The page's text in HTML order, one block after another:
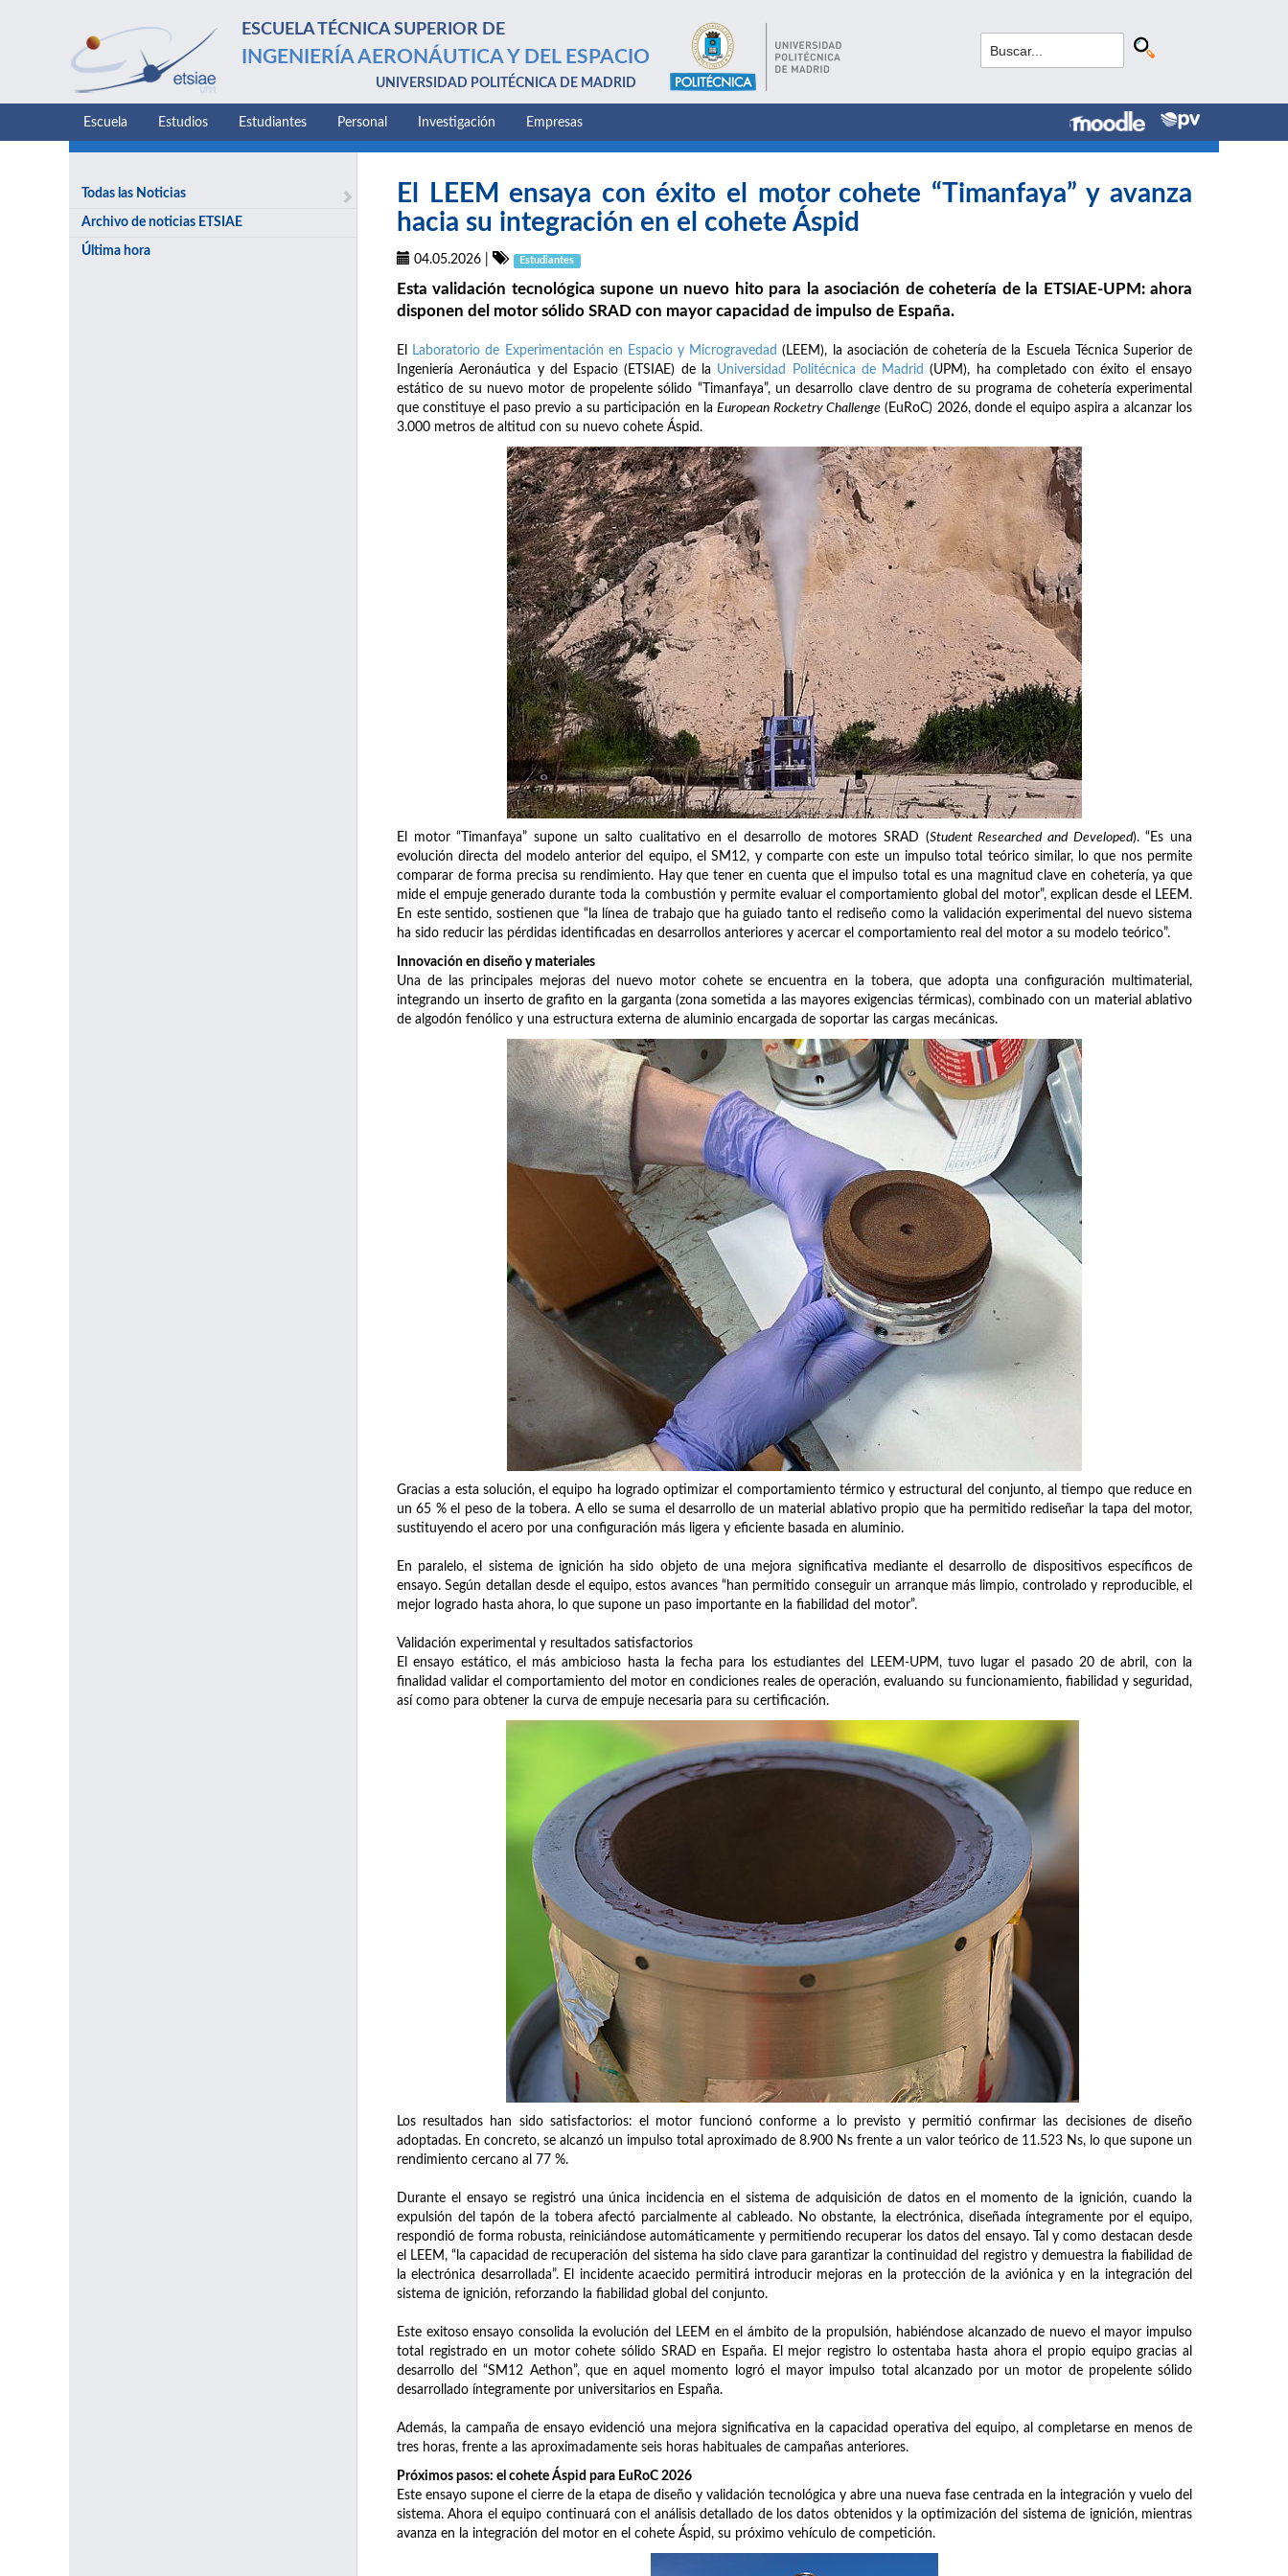
ESCUELA TÉCNICA SUPERIOR DE
INGENIERÍA AERONÁUTICA Y DEL ESPACIO
UNIVERSIDAD POLITÉCNICA DE MADRID
Escuela Estudios Estudiantes Personal Investigación Empresas
Todas las Noticias
Archivo de noticias ETSIAE
Última hora
El LEEM ensaya con éxito el motor cohete “Timanfaya” y avanza
hacia su integración en el cohete Áspid
04.05.2026 Estudiantes
Esta validación tecnológica supone un nuevo hito para la asociación de cohetería de la ETSIAE-UPM: ahora
disponen del motor sólido SRAD con mayor capacidad de impulso de España.
El Laboratorio de Experimentación en Espacio y Microgravedad (LEEM), la asociación de cohetería de la Escuela Técnica Superior de
Ingeniería Aeronáutica y del Espacio (ETSIAE) de la Universidad Politécnica de Madrid (UPM), ha completado con éxito el ensayo
estático de su nuevo motor de propelente sólido “Timanfaya”, un desarrollo clave dentro de su programa de cohetería experimental
que constituye el paso previo a su participación en laEuropean Rocketry Challenge (EuRoC) 2026, donde el equipo aspira a alcanzar los
3.000 metros de altitud con su nuevo cohete Áspid.
El motor “Timanfaya” supone un salto cualitativo en el desarrollo de motores SRAD (Student Researched and Developed). “Es una
evolución directa del modelo anterior del equipo, el SM12, y comparte con este un impulso total teórico similar, lo que nos permite
comparar de forma precisa su rendimiento. Hay que tener en cuenta que el impulso total es una magnitud clave en cohetería, ya que
mide el empuje generado durante toda la combustión y permite evaluar el comportamiento global del motor”, explican desde el LEEM.
En este sentido, sostienen que “la línea de trabajo que ha guiado tanto el rediseño como la validación experimental del nuevo sistema
ha sido reducir las pérdidas identificadas en desarrollos anteriores y acercar el comportamiento real del motor a su modelo teórico”.
Innovación en diseño y materiales
Una de las principales mejoras del nuevo motor cohete se encuentra en la tobera, que adopta una configuración multimaterial,
integrando un inserto de grafito en la garganta (zona sometida a las mayores exigencias térmicas), combinado con un material ablativo
de algodón fenólico y una estructura externa de aluminio encargada de soportar las cargas mecánicas.
Gracias a esta solución, el equipo ha logrado optimizar el comportamiento térmico y estructural del conjunto, al tiempo que reduce en
un 65 % el peso de la tobera. A ello se suma el desarrollo de un material ablativo propio que ha permitido rediseñar la tapa del motor,
sustituyendo el acero por una configuración más ligera y eficiente basada en aluminio.
En paralelo, el sistema de ignición ha sido objeto de una mejora significativa mediante el desarrollo de dispositivos específicos de
ensayo. Según detallan desde el equipo, estos avances “han permitido conseguir un arranque más limpio, controlado y reproducible, el
mejor logrado hasta ahora, lo que supone un paso importante en la fiabilidad del motor”.
Validación experimental y resultados satisfactorios
El ensayo estático, el más ambicioso hasta la fecha para los estudiantes del LEEM-UPM, tuvo lugar el pasado 20 de abril, con la
finalidad validar el comportamiento del motor en condiciones reales de operación, evaluando su funcionamiento, fiabilidad y seguridad,
así como para obtener la curva de empuje necesaria para su certificación.
Los resultados han sido satisfactorios: el motor funcionó conforme a lo previsto y permitió confirmar las decisiones de diseño
adoptadas. En concreto, se alcanzó un impulso total aproximado de 8.900 Ns frente a un valor teórico de 11.523 Ns, lo que supone un
rendimiento cercano al 77 %.
Durante el ensayo se registró una única incidencia en el sistema de adquisición de datos en el momento de la ignición, cuando la
expulsión del tapón de la tobera afectó parcialmente al cableado. No obstante, la electrónica, diseñada íntegramente por el equipo,
respondió de forma robusta, reiniciándose automáticamente y permitiendo recuperar los datos del ensayo. Tal y como destacan desde
el LEEM, “la capacidad de recuperación del sistema ha sido clave para garantizar la continuidad del registro y demuestra la fiabilidad de
la electrónica desarrollada”. El incidente acaecido permitirá introducir mejoras en la protección de la aviónica y en la integración del
sistema de ignición, reforzando la fiabilidad global del conjunto.
Este exitoso ensayo consolida la evolución del LEEM en el ámbito de la propulsión, habiéndose alcanzado de nuevo el mayor impulso
total registrado en un motor cohete sólido SRAD en España. El mejor registro lo ostentaba hasta ahora el propio equipo gracias al
desarrollo del “SM12 Aethon”, que en aquel momento logró el mayor impulso total alcanzado por un motor de propelente sólido
desarrollado íntegramente por universitarios en España.
Además, la campaña de ensayo evidenció una mejora significativa en la capacidad operativa del equipo, al completarse en menos de
tres horas, frente a las aproximadamente seis horas habituales de campañas anteriores.
Próximos pasos: el cohete Áspid para EuRoC 2026
Este ensayo supone el cierre de la etapa de diseño y validación tecnológica y abre una nueva fase centrada en la integración y vuelo del
sistema. Ahora el equipo continuará con el análisis detallado de los datos obtenidos y la optimización del sistema de ignición, mientras
avanza en la integración del motor en el cohete Áspid, su próximo vehículo de competición.